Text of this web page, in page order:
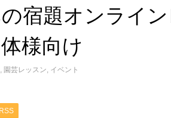
宿題オンライ
様向け
園芸レッスン イベント
RSS